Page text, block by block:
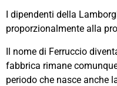
I dipendenti della
proporzionalmente alla
Il nome di Ferruccio
fabbrica rimane
periodo che nasce anche